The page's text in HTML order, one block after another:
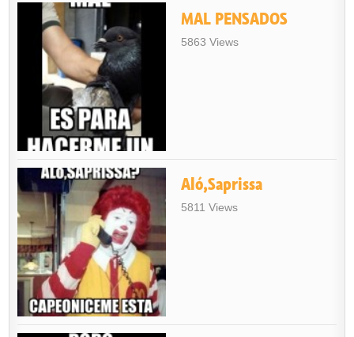
MAL PENSADOS
5863 Views
Aló,Saprissa
5811 Views